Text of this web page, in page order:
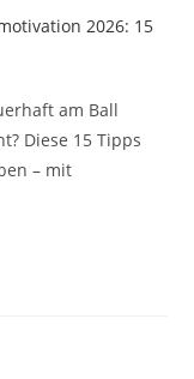
am Ball
Diese 15 Tipps
– mit